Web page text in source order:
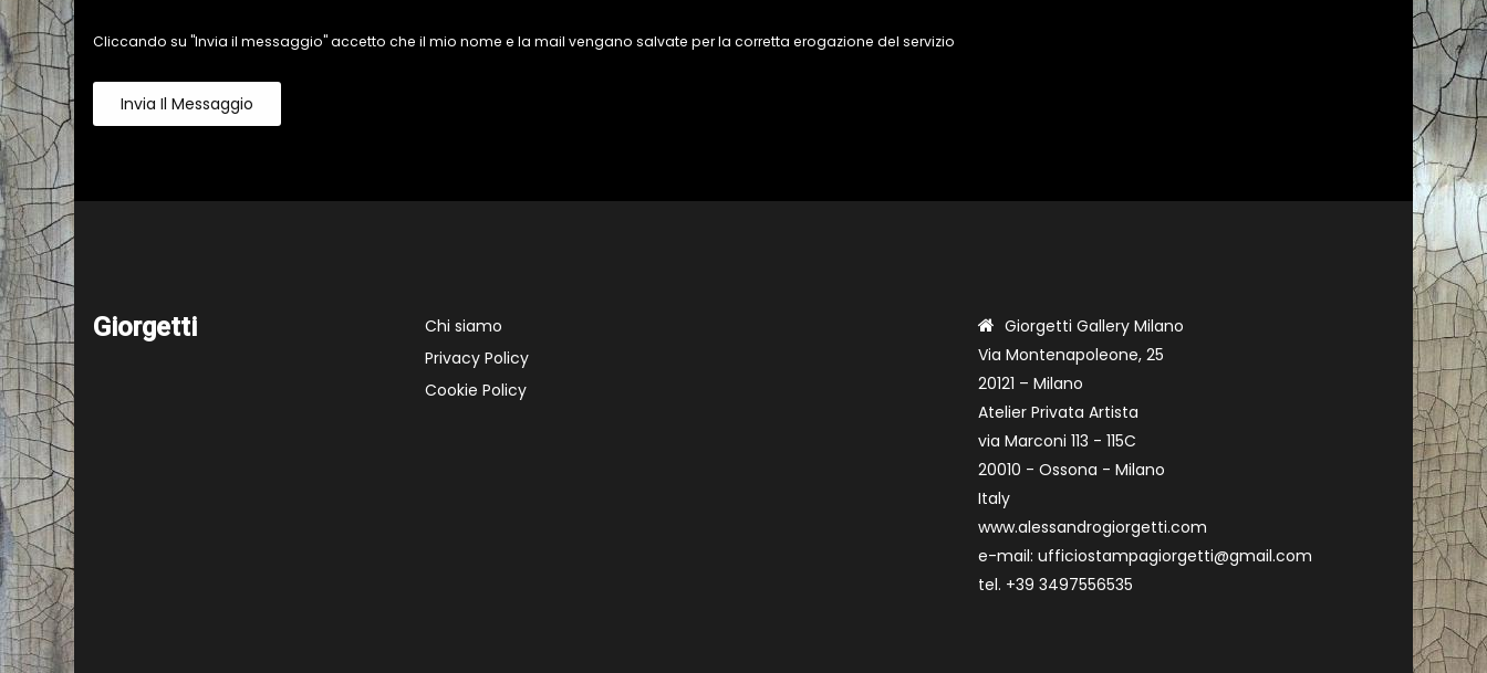
Cliccando su "Invia il messaggio" accetto che il mio nome e la mail vengano salvate per la corretta erogazione del servizio
Invia Il Messaggio
Giorgetti
Chi siamo
Privacy Policy
Cookie Policy
Giorgetti Gallery Milano
Via Montenapoleone, 25
20121 – Milano
Atelier Privata Artista
via Marconi 113 - 115C
20010 - Ossona - Milano
Italy
www.alessandrogiorgetti.com
e-mail: ufficiostampagiorgetti@gmail.com
tel. +39 3497556535